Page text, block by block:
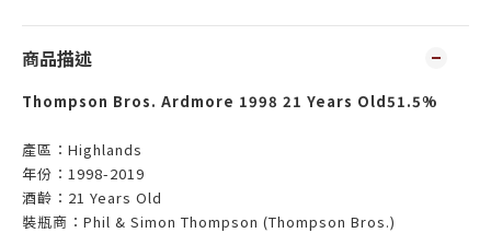
商品描述
Thompson Bros. Ardmore 1998 21 Years Old51.5%
產區： Highlands
年份： 1998-2019
酒齡： 21 Years Old
裝瓶商： Phil & Simon Thompson (Thompson Bros.)